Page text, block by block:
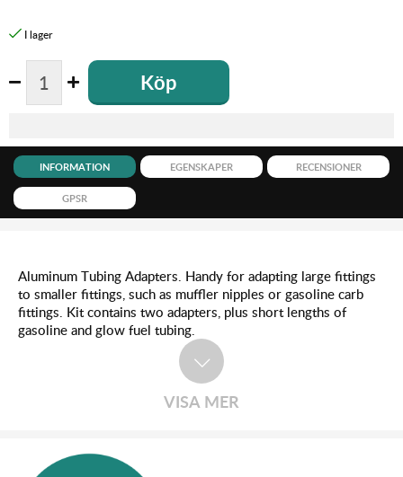
Köp
INFORMATION EGENSKAPER RECENSIONER
GPSR
Aluminum Tubing Adapters. Handy for adapting large fittings
to smaller fittings, such as muffler nipples or gasoline carb
fittings. Kit contains two adapters, plus short lengths of
gasoline and glow fuel tubing.
VISA MER